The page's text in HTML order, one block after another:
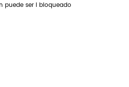
puede ser l bloqueado